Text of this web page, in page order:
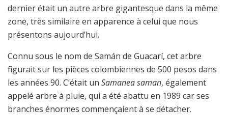
dernier était un autre arbre gigantesque dans la même
zone, très similaire en apparence à celui que nous
présentons aujourd’hui.
Connu sous le nom de Samán de Guacarí, cet arbre
figurait sur les pièces colombiennes de 500 pesos dans
les années 90. C’était un Samanea saman, également
appelé arbre à pluie, qui a été abattu en 1989 car ses
branches énormes commençaient à se détacher.